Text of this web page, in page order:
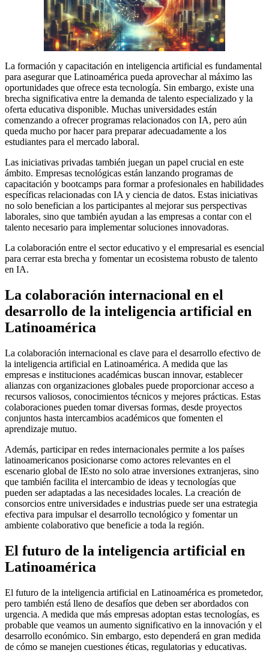
La formación y capacitación en inteligencia artificial es fundamental
para asegurar que Latinoamérica pueda aprovechar al máximo las
oportunidades que ofrece esta tecnología. Sin embargo, existe una
brecha significativa entre la demanda de talento especializado y la
oferta educativa disponible. Muchas universidades están
comenzando a ofrecer programas relacionados con IA, pero aún
queda mucho por hacer para preparar adecuadamente a los
estudiantes para el mercado laboral.
Las iniciativas privadas también juegan un papel crucial en este
ámbito. Empresas tecnológicas están lanzando programas de
capacitación y bootcamps para formar a profesionales en habilidades
específicas relacionadas con IA y ciencia de datos. Estas iniciativas
no solo benefician a los participantes al mejorar sus perspectivas
laborales, sino que también ayudan a las empresas a contar con el
talento necesario para implementar soluciones innovadoras.
La colaboración entre el sector educativo y el empresarial es esencial
para cerrar esta brecha y fomentar un ecosistema robusto de talento
en IA.
La colaboración internacional en el
desarrollo de la inteligencia artificial en
Latinoamérica
La colaboración internacional es clave para el desarrollo efectivo de
la inteligencia artificial en Latinoamérica. A medida que las
empresas e instituciones académicas buscan innovar, establecer
alianzas con organizaciones globales puede proporcionar acceso a
recursos valiosos, conocimientos técnicos y mejores prácticas. Estas
colaboraciones pueden tomar diversas formas, desde proyectos
conjuntos hasta intercambios académicos que fomenten el
aprendizaje mutuo.
Además, participar en redes internacionales permite a los países
latinoamericanos posicionarse como actores relevantes en el
escenario global de IEsto no solo atrae inversiones extranjeras, sino
que también facilita el intercambio de ideas y tecnologías que
pueden ser adaptadas a las necesidades locales. La creación de
consorcios entre universidades e industrias puede ser una estrategia
efectiva para impulsar el desarrollo tecnológico y fomentar un
ambiente colaborativo que beneficie a toda la región.
El futuro de la inteligencia artificial en
Latinoamérica
El futuro de la inteligencia artificial en Latinoamérica es prometedor,
pero también está lleno de desafíos que deben ser abordados con
urgencia. A medida que más empresas adoptan estas tecnologías, es
probable que veamos un aumento significativo en la innovación y el
desarrollo económico. Sin embargo, esto dependerá en gran medida
de cómo se manejen cuestiones éticas, regulatorias y educativas.